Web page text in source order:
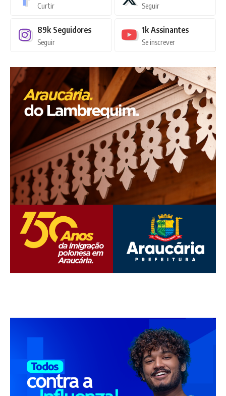
Curtir Seguir
89k Seguidores
Seguir
1k Assinantes
Se inscrever